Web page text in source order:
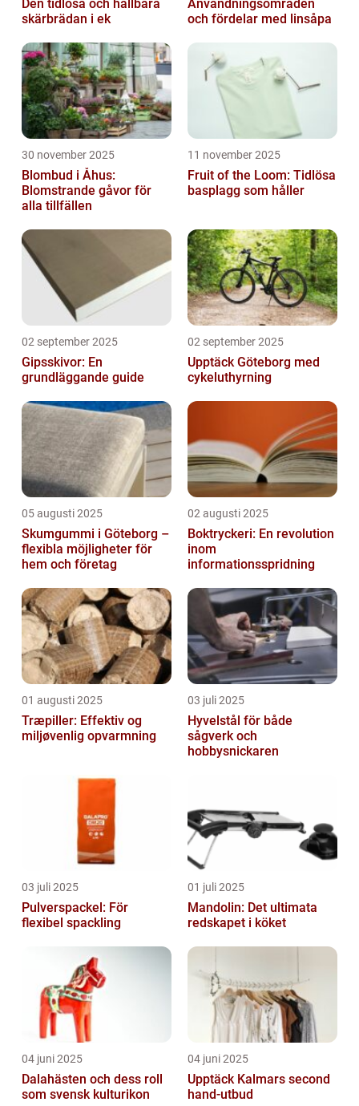
Den tidlösa och hållbara
skärbrädan i ek
Användningsområden
och fördelar med linsåpa
30 november 2025
Blombud i Åhus:
Blomstrande gåvor för
alla tillfällen
11 november 2025
Fruit of the Loom: Tidlösa
basplagg som håller
02 september 2025
Gipsskivor: En
grundläggande guide
02 september 2025
Upptäck Göteborg med
cykeluthyrning
05 augusti 2025
Skumgummi i Göteborg –
flexibla möjligheter för
hem och företag
02 augusti 2025
Boktryckeri: En revolution
inom
informationsspridning
01 augusti 2025
Træpiller: Effektiv og
miljøvenlig opvarmning
03 juli 2025
Hyvelstål för både
sågverk och
hobbysnickaren
03 juli 2025
Pulverspackel: För
flexibel spackling
01 juli 2025
Mandolin: Det ultimata
redskapet i köket
04 juni 2025
Dalahästen och dess roll
som svensk kulturikon
04 juni 2025
Upptäck Kalmars second
hand-utbud